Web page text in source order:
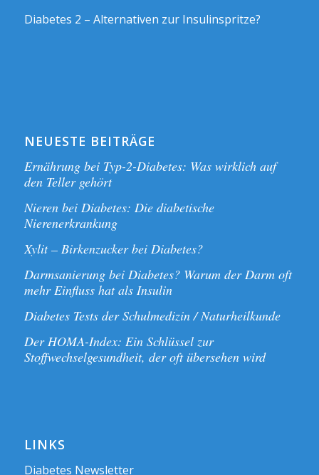
Diabetes 2 – Alternativen zur Insulinspritze?
NEUESTE BEITRÄGE
Ernährung bei Typ-2-Diabetes: Was wirklich auf
den Teller gehört
Nieren bei Diabetes: Die diabetische
Nierenerkrankung
Xylit – Birkenzucker bei Diabetes?
Darmsanierung bei Diabetes? Warum der Darm oft
mehr Einfluss hat als Insulin
Diabetes Tests der Schulmedizin / Naturheilkunde
Der HOMA-Index: Ein Schlüssel zur
Stoffwechselgesundheit, der oft übersehen wird
LINKS
Diabetes Newsletter